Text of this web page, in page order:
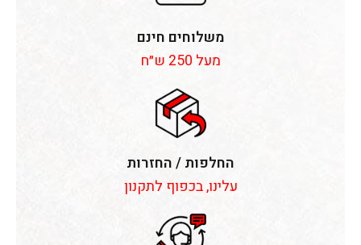
משלוחים חינם
מעל 250 ש״ח
החלפות / החזרות
עלינו, בכפוף לתקנון